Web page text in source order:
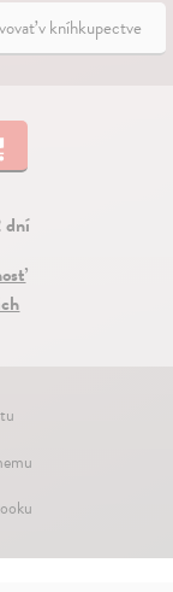
v kníhkupectve
dní